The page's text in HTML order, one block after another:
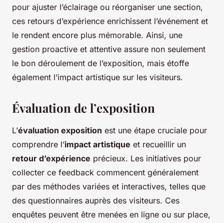
pour ajuster l’éclairage ou réorganiser une section,
ces retours d’expérience enrichissent l’événement et
le rendent encore plus mémorable. Ainsi, une
gestion proactive et attentive assure non seulement
le bon déroulement de l’exposition, mais étoffe
également l’impact artistique sur les visiteurs.
Évaluation de l’exposition
L’évaluation exposition est une étape cruciale pour
comprendre l’impact artistique et recueillir un
retour d’expérience précieux. Les initiatives pour
collecter ce feedback commencent généralement
par des méthodes variées et interactives, telles que
des questionnaires auprès des visiteurs. Ces
enquêtes peuvent être menées en ligne ou sur place,